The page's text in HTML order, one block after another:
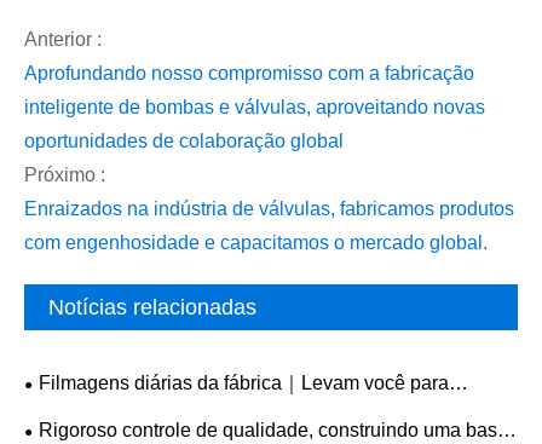
Anterior :
Aprofundando nosso compromisso com a fabricação
inteligente de bombas e válvulas, aproveitando novas
oportunidades de colaboração global
Próximo :
Enraizados na indústria de válvulas, fabricamos produtos
com engenhosidade e capacitamos o mercado global.
Notícias relacionadas
Filmagens diárias da fábrica｜Levam você para
testemunhar cenas de produção de válvulas reais
Rigoroso controle de qualidade, construindo uma base